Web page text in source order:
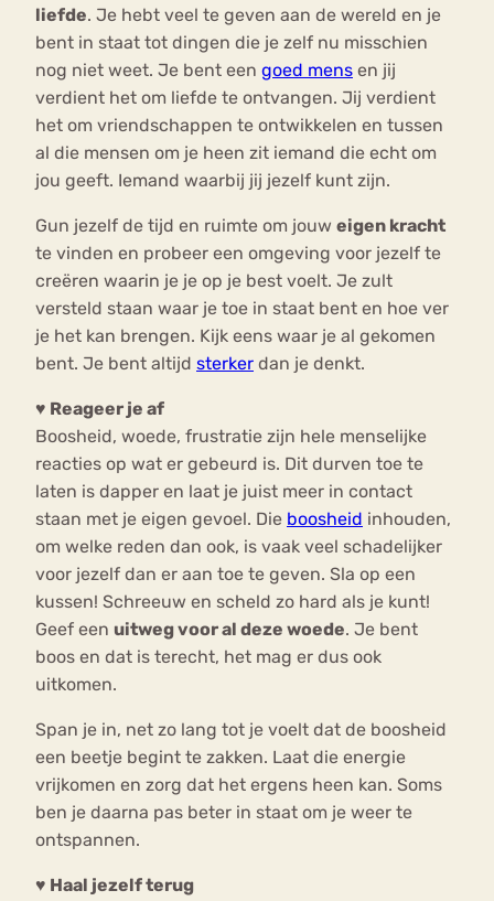
liefde. Je hebt veel te geven aan de wereld en je
bent in staat tot dingen die je zelf nu misschien
nog niet weet. Je bent een goed mens en jij
verdient het om liefde te ontvangen. Jij verdient
het om vriendschappen te ontwikkelen en tussen
al die mensen om je heen zit iemand die echt om
jou geeft. Iemand waarbij jij jezelf kunt zijn.
Gun jezelf de tijd en ruimte om jouw eigen kracht
te vinden en probeer een omgeving voor jezelf te
creëren waarin je je op je best voelt. Je zult
versteld staan waar je toe in staat bent en hoe ver
je het kan brengen. Kijk eens waar je al gekomen
bent. Je bent altijd sterker dan je denkt.
♥ Reageer je af
Boosheid, woede, frustratie zijn hele menselijke
reacties op wat er gebeurd is. Dit durven toe te
laten is dapper en laat je juist meer in contact
staan met je eigen gevoel. Die boosheid inhouden,
om welke reden dan ook, is vaak veel schadelijker
voor jezelf dan er aan toe te geven. Sla op een
kussen! Schreeuw en scheld zo hard als je kunt!
Geef een uitweg voor al deze woede. Je bent
boos en dat is terecht, het mag er dus ook
uitkomen.
Span je in, net zo lang tot je voelt dat de boosheid
een beetje begint te zakken. Laat die energie
vrijkomen en zorg dat het ergens heen kan. Soms
ben je daarna pas beter in staat om je weer te
ontspannen.
♥ Haal jezelf terug